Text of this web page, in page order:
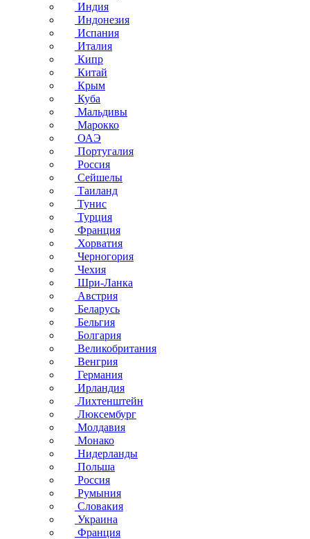
Индия
Индонезия
Испания
Италия
Кипр
Китай
Крым
Куба
Мальдивы
Марокко
ОАЭ
Португалия
Россия
Сейшелы
Таиланд
Тунис
Турция
Франция
Хорватия
Черногория
Чехия
Шри-Ланка
Австрия
Беларусь
Бельгия
Болгария
Великобритания
Венгрия
Германия
Ирландия
Лихтенштейн
Люксембург
Молдавия
Монако
Нидерланды
Польша
Россия
Румыния
Словакия
Украина
Франция